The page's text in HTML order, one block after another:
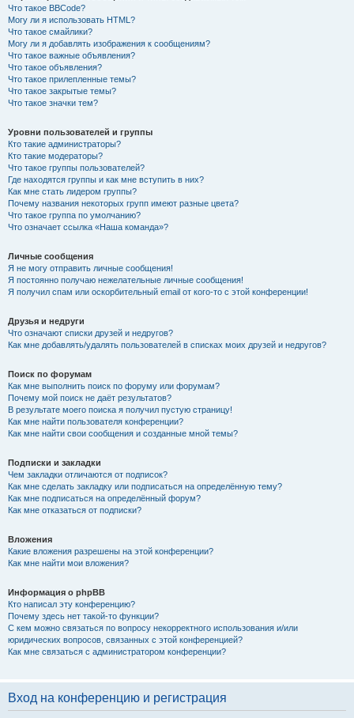
Что такое BBCode?
Могу ли я использовать HTML?
Что такое смайлики?
Могу ли я добавлять изображения к сообщениям?
Что такое важные объявления?
Что такое объявления?
Что такое прилепленные темы?
Что такое закрытые темы?
Что такое значки тем?
Уровни пользователей и группы
Кто такие администраторы?
Кто такие модераторы?
Что такое группы пользователей?
Где находятся группы и как мне вступить в них?
Как мне стать лидером группы?
Почему названия некоторых групп имеют разные цвета?
Что такое группа по умолчанию?
Что означает ссылка «Наша команда»?
Личные сообщения
Я не могу отправить личные сообщения!
Я постоянно получаю нежелательные личные сообщения!
Я получил спам или оскорбительный email от кого-то с этой конференции!
Друзья и недруги
Что означают списки друзей и недругов?
Как мне добавлять/удалять пользователей в списках моих друзей и недругов?
Поиск по форумам
Как мне выполнить поиск по форуму или форумам?
Почему мой поиск не даёт результатов?
В результате моего поиска я получил пустую страницу!
Как мне найти пользователя конференции?
Как мне найти свои сообщения и созданные мной темы?
Подписки и закладки
Чем закладки отличаются от подписок?
Как мне сделать закладку или подписаться на определённую тему?
Как мне подписаться на определённый форум?
Как мне отказаться от подписки?
Вложения
Какие вложения разрешены на этой конференции?
Как мне найти мои вложения?
Информация о phpBB
Кто написал эту конференцию?
Почему здесь нет такой-то функции?
С кем можно связаться по вопросу некорректного использования и/или
юридических вопросов, связанных с этой конференцией?
Как мне связаться с администратором конференции?
Вход на конференцию и регистрация